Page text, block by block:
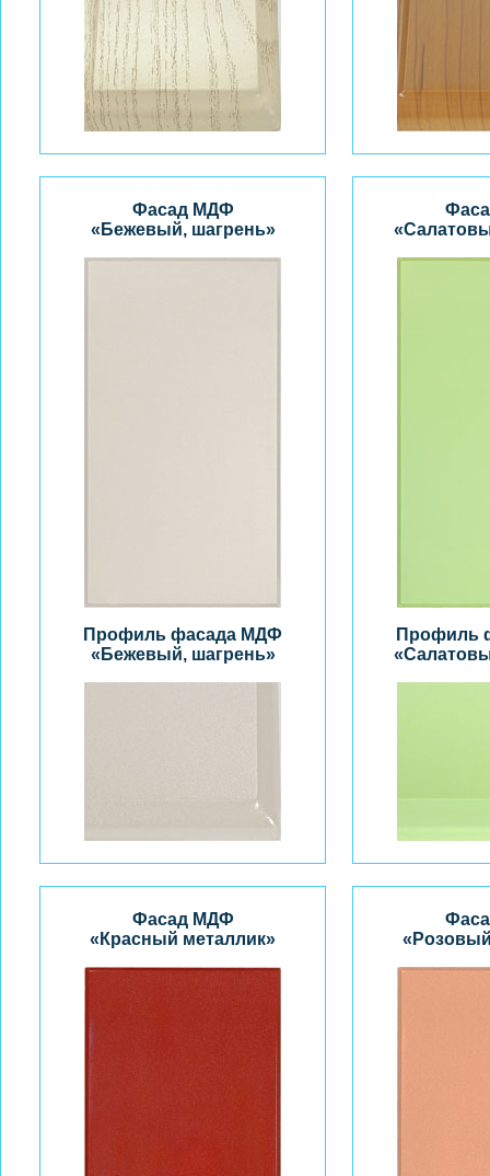
Фасад МДФ
«Бежевый, шагрень»
Профиль фасада МДФ
«Бежевый, шагрень»
Профиль
Фасад МДФ
«Красный металлик»